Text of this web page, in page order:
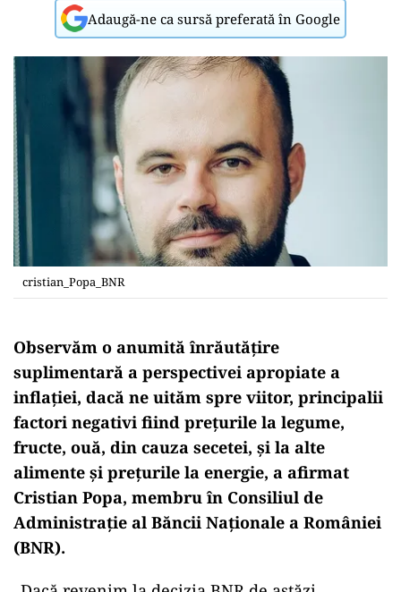
Adaugă-ne ca sursă preferată în Google
cristian_Popa_BNR
Observăm o anumită înrăutăţire
suplimentară a perspectivei apropiate a
inflaţiei, dacă ne uităm spre viitor, principalii
factori negativi fiind preţurile la legume,
fructe, ouă, din cauza secetei, şi la alte
alimente şi preţurile la energie, a afirmat
Cristian Popa, membru în Consiliul de
Administraţie al Băncii Naţionale a României
(BNR).